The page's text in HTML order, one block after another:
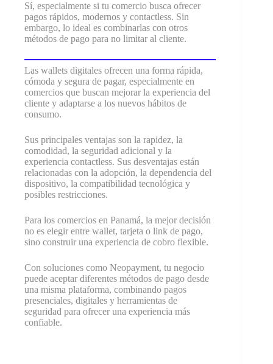
Sí, especialmente si tu comercio busca ofrecer
pagos rápidos, modernos y contactless. Sin
embargo, lo ideal es combinarlas con otros
métodos de pago para no limitar al cliente.
Las wallets digitales ofrecen una forma rápida,
cómoda y segura de pagar, especialmente en
comercios que buscan mejorar la experiencia del
cliente y adaptarse a los nuevos hábitos de
consumo.
Sus principales ventajas son la rapidez, la
comodidad, la seguridad adicional y la
experiencia contactless. Sus desventajas están
relacionadas con la adopción, la dependencia del
dispositivo, la compatibilidad tecnológica y
posibles restricciones.
Para los comercios en Panamá, la mejor decisión
no es elegir entre wallet, tarjeta o link de pago,
sino construir una experiencia de cobro flexible.
Con soluciones como Neopayment, tu negocio
puede aceptar diferentes métodos de pago desde
una misma plataforma, combinando pagos
presenciales, digitales y herramientas de
seguridad para ofrecer una experiencia más
confiable.